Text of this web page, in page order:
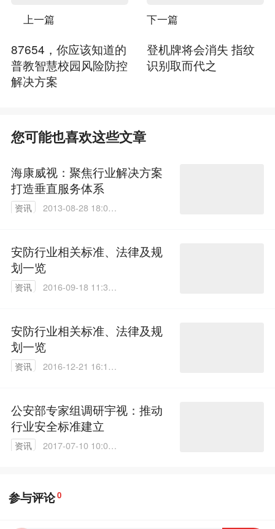
上一篇
87654，你应该知道的
普教智慧校园风险防控
解决方案
下一篇
登机牌将会消失 指纹
识别取而代之
您可能也喜欢这些文章
海康威视：聚焦行业解决方案
打造垂直服务体系
资讯
2013-08-28 18:05:
安防行业相关标准、法律及规
划一览
资讯
2016-09-18 11:32:
安防行业相关标准、法律及规
划一览
资讯
2016-12-21 16:13:
公安部专家组调研宇视：推动
行业安全标准建立
资讯
2017-07-10 10:03:
参与评论0